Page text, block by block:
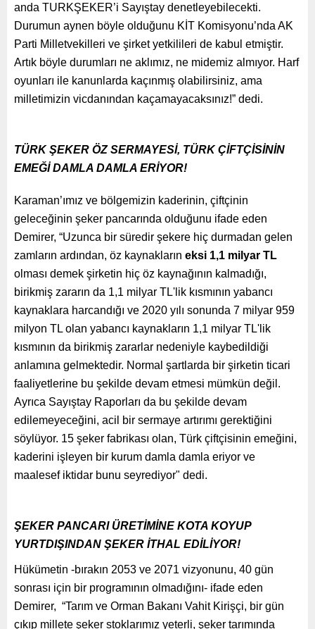
anda TURKŞEKER’i Sayıştay denetleyebilecekti.
Durumun aynen böyle olduğunu KİT Komisyonu’nda AK
Parti Milletvekilleri ve şirket yetkilileri de kabul etmiştir.
Artık böyle durumları ne aklımız, ne midemiz almıyor. Harf
oyunları ile kanunlarda kaçınmış olabilirsiniz, ama
milletimizin vicdanından kaçamayacaksınız!” dedi.
TÜRK ŞEKER ÖZ SERMAYESİ, TÜRK ÇİFTÇİSİNİN
EMEĞİ DAMLA DAMLA ERİYOR!
Karaman’ımız ve bölgemizin kaderinin, çiftçinin
geleceğinin şeker pancarında olduğunu ifade eden
Demirer, “Uzunca bir süredir şekere hiç durmadan gelen
zamların ardından, öz kaynakların eksi 1,1 milyar TL
olması demek şirketin hiç öz kaynağının kalmadığı,
birikmiş zararın da 1,1 milyar TL'lik kısmının yabancı
kaynaklara harcandığı ve 2020 yılı sonunda 7 milyar 959
milyon TL olan yabancı kaynakların 1,1 milyar TL'lik
kısmının da birikmiş zararlar nedeniyle kaybedildiği
anlamına gelmektedir. Normal şartlarda bir şirketin ticari
faaliyetlerine bu şekilde devam etmesi mümkün değil.
Ayrıca Sayıştay Raporları da bu şekilde devam
edilemeyeceğini, acil bir sermaye artırımı gerektiğini
söylüyor. 15 şeker fabrikası olan, Türk çiftçisinin emeğini,
kaderini işleyen bir kurum damla damla eriyor ve
maalesef iktidar bunu seyrediyor" dedi.
ŞEKER PANCARI ÜRETİMİNE KOTA KOYUP
YURTDIŞINDAN ŞEKER İTHAL EDİLİYOR!
Hükümetin -bırakın 2053 ve 2071 vizyonunu, 40 gün
sonrası için bir programının olmadığını- ifade eden
Demirer, “Tarım ve Orman Bakanı Vahit Kirişçi, bir gün
çıkıp millete şeker stoklarımız yeterli, şeker tarımında